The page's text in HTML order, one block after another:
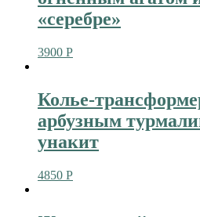
«серебре»
3900 Р
Колье-
арбузным
унакит
4850 Р